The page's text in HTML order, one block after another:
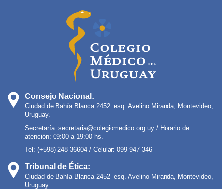
Consejo Nacional:
Ciudad de Bahía Blanca 2452, esq. Avelino Miranda, Montevideo,
Uruguay.
Secretaría: secretaria@colegiomedico.org.uy / Horario de
atención: 09:00 a 19:00 hs.
Tel: (+598) 248 36604 / Celular: 099 947 346
Tribunal de Ética:
Ciudad de Bahía Blanca 2452, esq. Avelino Miranda, Montevideo,
Uruguay.